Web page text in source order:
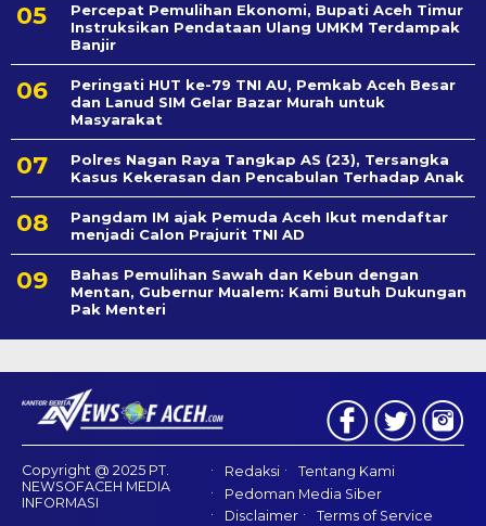
Percepat Pemulihan Ekonomi, Bupati Aceh Timur
Instruksikan Pendataan Ulang UMKM Terdampak
Banjir
Peringati HUT ke-79 TNI AU, Pemkab Aceh Besar
dan Lanud SIM Gelar Bazar Murah untuk
Masyarakat
Polres Nagan Raya Tangkap AS (23), Tersangka
Kasus Kekerasan dan Pencabulan Terhadap Anak
Pangdam IM ajak Pemuda Aceh Ikut mendaftar
menjadi Calon Prajurit TNI AD
Bahas Pemulihan Sawah dan Kebun dengan
Mentan, Gubernur Mualem: Kami Butuh Dukungan
Pak Menteri
Copyright @ 2025 PT.
NEWSOFACEH MEDIA
INFORMASI
Redaksi
Tentang Kami
Pedoman Media Siber
Disclaimer
Terms of Service